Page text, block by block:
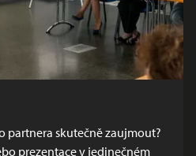
partnera skutečně zaujmout?
prezentace v jedinečném